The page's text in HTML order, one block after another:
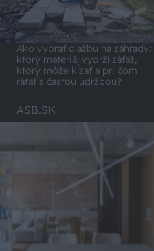
Ako vybrať dlažbu na záhrady:
ktorý materiál vydrží záťaž,
ktorý môže kĺzať a pri čom
rátať s častou údržbou?
ASB.SK